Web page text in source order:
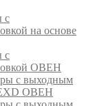
с
на основе
с
ОВЕН
с выходным
ОВЕН